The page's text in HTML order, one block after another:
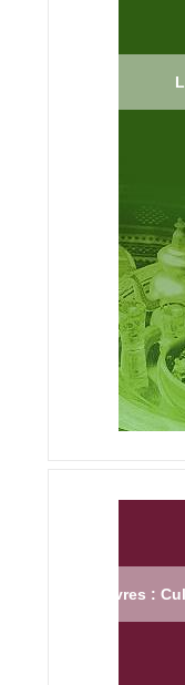
Livres :